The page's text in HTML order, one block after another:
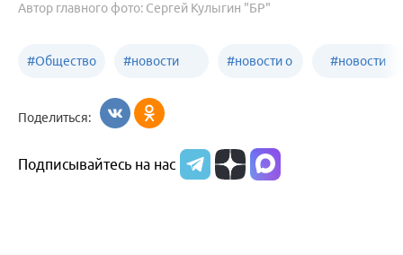
Автор главного фото: Сергей Кулыгин "БР"
#Общество #новости
образования
#новости о
Алтайского
#новости
Поделиться:
Подписывайтесь на нас